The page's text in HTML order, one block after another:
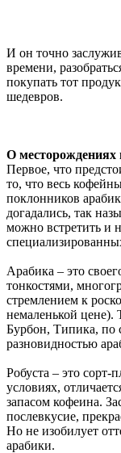
И он точно
времени,
покупать тот
шедевров.
О месторождениях
Первое, что
то, что весь
поклонников
догадались, так
можно встретить и
Арабика – это
тонкостями,
стремлением к
немаленькой цене).
Бурбон, Типика, по
разновидностью
Робуста – это
условиях,
запасом кофеина.
послевкусие,
Но не изобилует
арабики.